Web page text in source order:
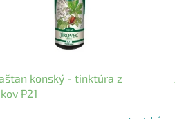
konský - tinktúra z
P21